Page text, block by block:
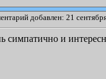
добавлен: 21
симпатично и